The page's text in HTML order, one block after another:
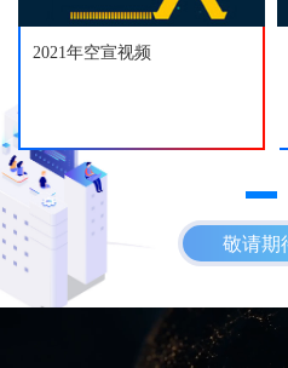
2021年空宣视频
敬请